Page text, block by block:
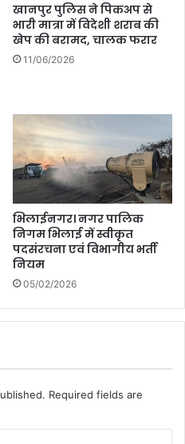
खानपुर पुलिस ने पिकअप से
भारी मात्रा में विदेशी शराब की
खेप की बरामद, चालक फरार
11/06/2026
भिलाईनगर। नगर पालिक
निगम भिलाई में स्वीकृत
पदसंरचना एवं विभागीय भर्ती
नियम
05/02/2026
Required fields are